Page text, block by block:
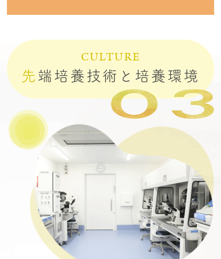
CULTURE
先 端培養技術と培養環境